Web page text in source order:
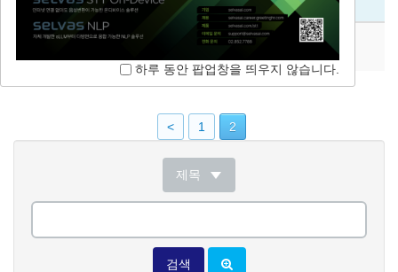
제목
2018 한국음성학회 가을 학술대회
한국음성학회 2018-09-12 3001
< 1 2
제목
검색
하루 동안 팝업창을 띄우지 않습니다.
하루 동안 팝업창을 띄우지 않습니다.
하루 동안 팝업창을 띄우지 않습니다.
하루 동안 팝업창을 띄우지 않습니다.